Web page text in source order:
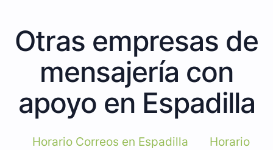
Otras empresas de
mensajería con
apoyo en Espadilla
Horario Correos en Espadilla Horario